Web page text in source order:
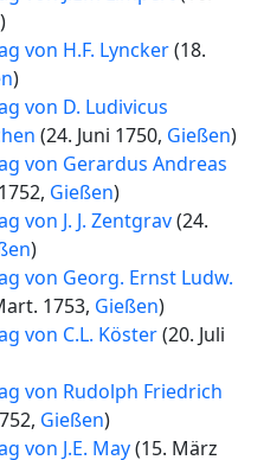
)
von H.F. Lyncker(18.
)
von D. Ludivicus
(24. Juni 1750, Gießen)
von Gerardus Andreas
, Gießen)
von J. J. Zentgrav(24.
)
von Georg. Ernst Ludw.
1753, Gießen)
von C.L. Köster(20. Juli
von Rudolph Friedrich
, Gießen)
von J.E. May(15. März